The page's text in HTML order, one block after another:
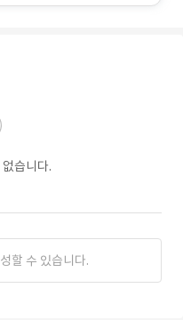
습니다.
할 수 있습니다.